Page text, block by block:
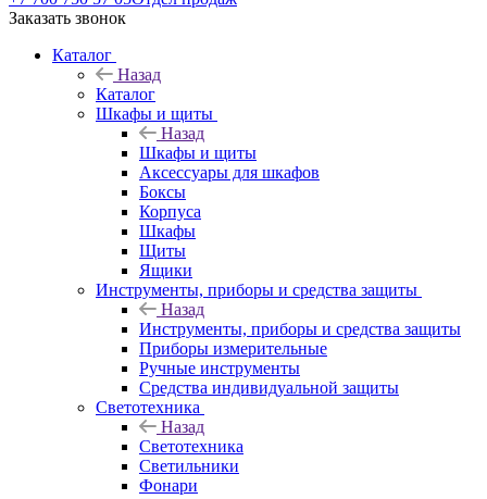
Заказать звонок
Каталог
Назад
Каталог
Шкафы и щиты
Назад
Шкафы и щиты
Аксессуары для шкафов
Боксы
Корпуса
Шкафы
Щиты
Ящики
Инструменты, приборы и средства защиты
Назад
Инструменты, приборы и средства защиты
Приборы измерительные
Ручные инструменты
Средства индивидуальной защиты
Светотехника
Назад
Светотехника
Светильники
Фонари